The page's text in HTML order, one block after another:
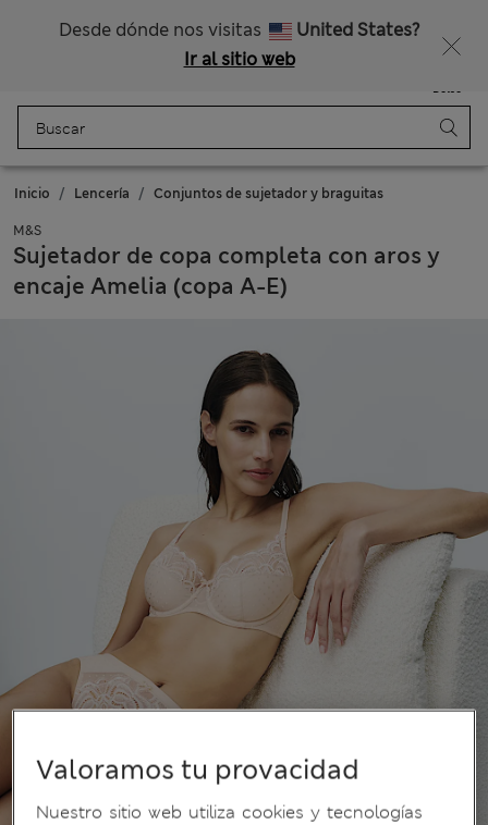
Desde dónde nos visitas
United States?
Ir al sitio web
Bolso
Inicio Lencería Conjuntos de sujetador y braguitas
M&S
Sujetador de copa completa con aros y
encaje Amelia (copa A-E)
Valoramos tu provacidad
Nuestro sitio web utiliza cookies y tecnologías